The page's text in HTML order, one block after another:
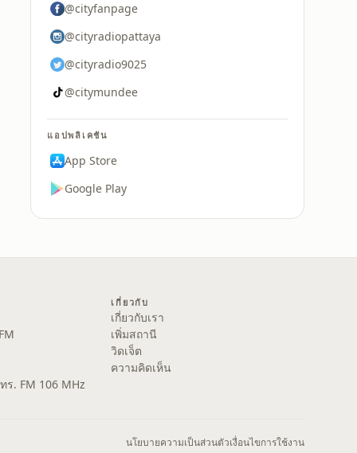
@cityfanpage
@cityradiopattaya
@cityradio9025
@citymundee
แอปพลิเคชัน
App Store
Google Play
. FM 106 MHz
เกี่ยวกับ
เกี่ยวกับเรา
เพิ่มสถานี
วิดเจ็ต
ความคิดเห็น
นโยบายความเป็นส่วนตัวเงื่อนไขการใช้งาน